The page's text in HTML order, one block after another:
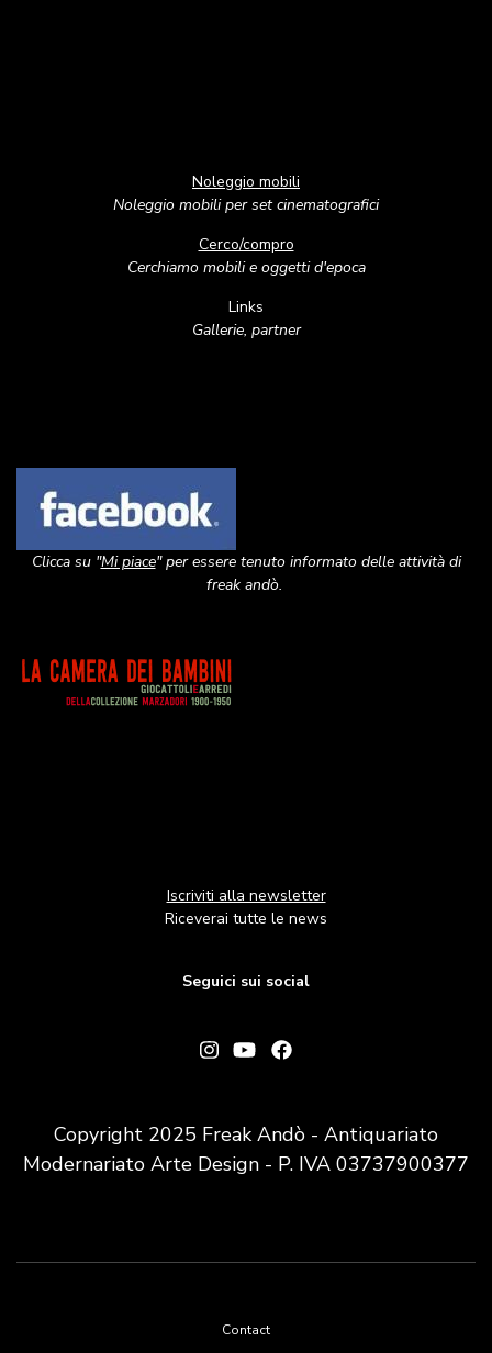
Noleggio mobili
Noleggio mobili per set cinematografici
Cerco/compro
Cerchiamo mobili e oggetti d'epoca
Links
Gallerie, partner
Clicca su "Mi piace" per essere tenuto informato delle attività di
freak andò.
Image
Iscriviti alla newsletter
Riceverai tutte le news
Seguici sui social
Copyright 2025 Freak Andò - Antiquariato
Modernariato Arte Design - P. IVA 03737900377
Contact